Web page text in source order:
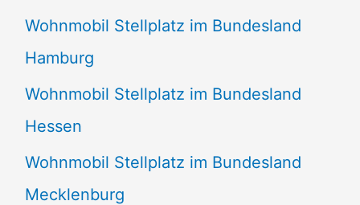
Wohnmobil Stellplatz im Bundesland
Hamburg
Wohnmobil Stellplatz im Bundesland
Hessen
Wohnmobil Stellplatz im Bundesland
Mecklenburg